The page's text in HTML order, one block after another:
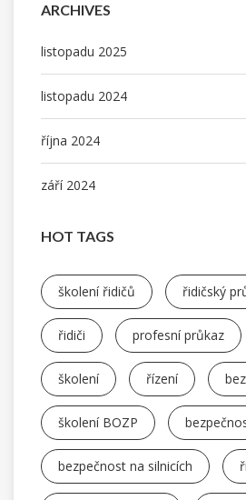
ARCHIVES
listopadu 2025
listopadu 2024
října 2024
září 2024
HOT TAGS
školení řidičů řidičský
řidiči profesní průkaz
školení řízení
školení BOZP
bezpečnost na silnicích